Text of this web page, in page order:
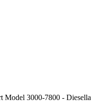
Model 3000-7800 - Diesella